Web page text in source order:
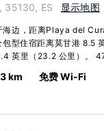
35130, ES 显示地图
边，距离Playa del
型住宿距离莫甘港 8.5
英里（23.2 公里）。
km 免费 Wi-Fi